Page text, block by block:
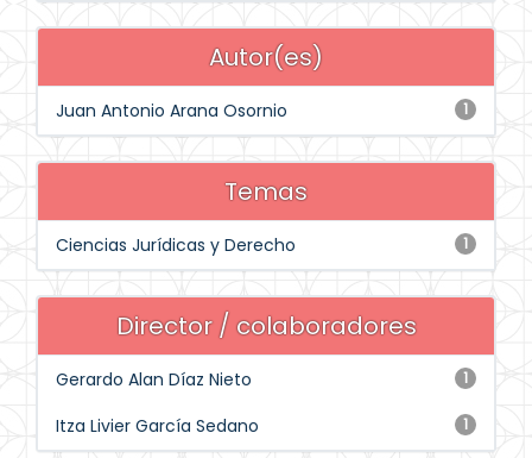
Autor(es)
1
Juan Antonio Arana Osornio
Temas
1
Ciencias Jurídicas y Derecho
Director / colaboradores
1
Gerardo Alan Díaz Nieto
1
Itza Livier García Sedano